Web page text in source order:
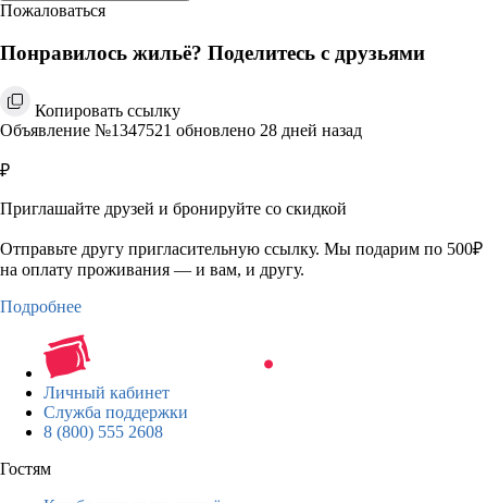
Пожаловаться
Понравилось жильё? Поделитесь с друзьями
Копировать ссылку
Объявление №1347521 обновлено 28 дней назад
₽
Приглашайте друзей и бронируйте со скидкой
Отправьте другу пригласительную ссылку. Мы подарим по 500₽
на оплату проживания — и вам, и другу.
Подробнее
Личный кабинет
Служба поддержки
8 (800) 555 2608
Гостям